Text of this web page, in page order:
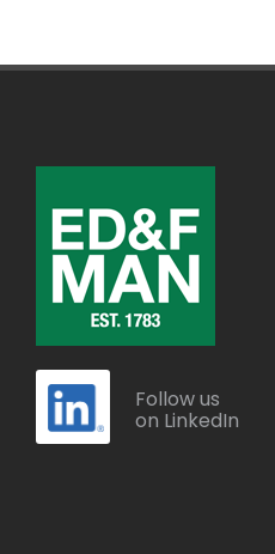
Follow us
on LinkedIn